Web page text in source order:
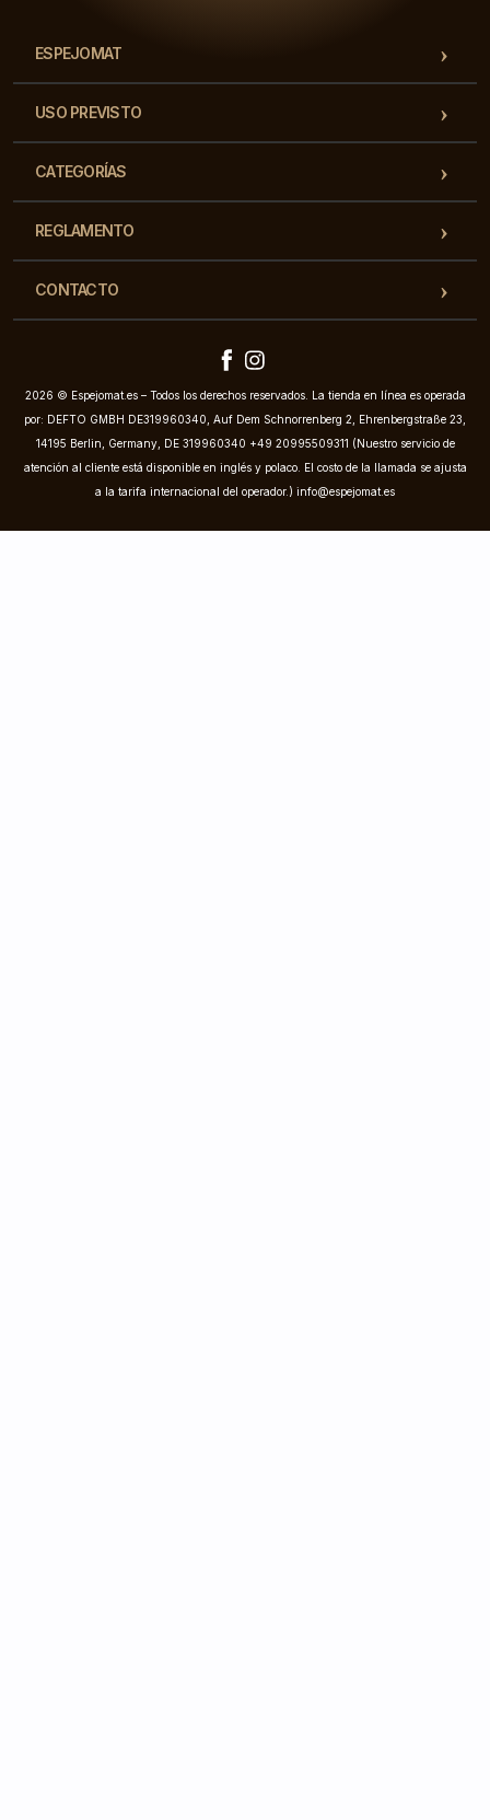
ESPEJOMAT
USO PREVISTO
CATEGORÍAS
REGLAMENTO
CONTACTO
2026 © Espejomat.es – Todos los derechos reservados. La tienda en línea es operada
por: DEFTO GMBH DE319960340, Auf Dem Schnorrenberg 2, Ehrenbergstraße 23,
14195 Berlin, Germany, DE 319960340 +49 20995509311 (Nuestro servicio de
atención al cliente está disponible en inglés y polaco. El costo de la llamada se ajusta
a la tarifa internacional del operador.) info@espejomat.es